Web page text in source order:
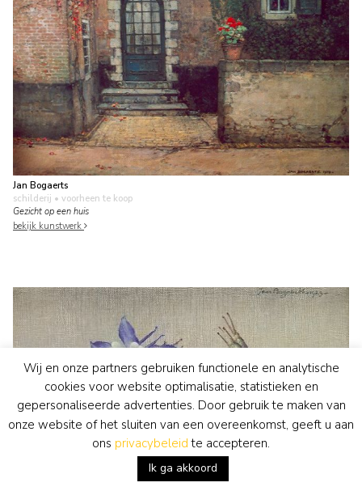
Jan Bogaerts
schilderij • voorheen te koop
Gezicht op een huis
bekijk kunstwerk
Wij en onze partners gebruiken functionele en analytische
cookies voor website optimalisatie, statistieken en
gepersonaliseerde advertenties. Door gebruik te maken van
onze website of het sluiten van een overeenkomst, geeft u aan
ons privacybeleid te accepteren.
Ik ga akkoord